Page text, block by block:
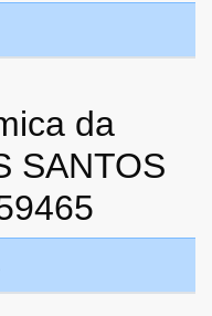
da
SANTOS